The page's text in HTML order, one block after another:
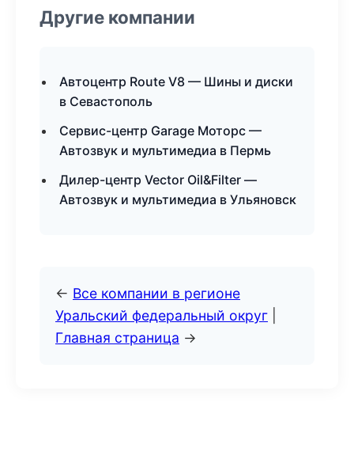
Другие компании
Автоцентр Route V8 — Шины и диски
в Севастополь
Сервис-центр Garage Моторс —
Автозвук и мультимедиа в Пермь
Дилер-центр Vector Oil&Filter —
Автозвук и мультимедиа в Ульяновск
← Все компании в регионе
Уральский федеральный округ
Главная страница →